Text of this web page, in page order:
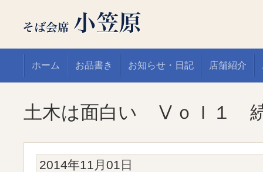
ホーム お品書き お知らせ・日記 店舗紹介
土木は面白い Ⅴｏｌ１
2014年11月01日